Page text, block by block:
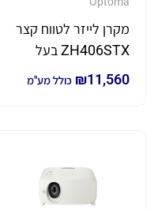
מקרן לייזר לטווח קצר
ZH406STX בעל
עוצמת הארה של
₪11,560 כולל מע"מ